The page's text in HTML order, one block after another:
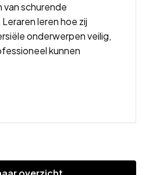
schurende
leren hoe zij
onderwerpen veilig,
kunnen